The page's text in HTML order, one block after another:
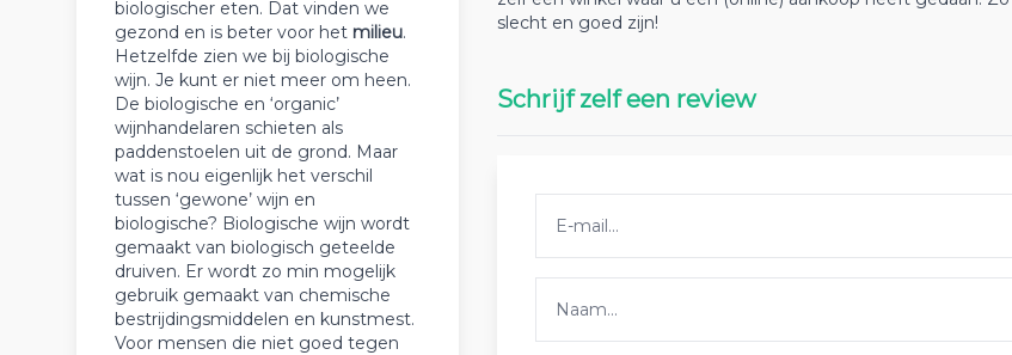
biologischer eten. Dat vinden we
gezond en is beter voor het milieu.
Hetzelfde zien we bij biologische
wijn. Je kunt er niet meer om heen.
De biologische en ‘organic’
wijnhandelaren schieten als
paddenstoelen uit de grond. Maar
wat is nou eigenlijk het verschil
tussen ‘gewone’ wijn en
biologische? Biologische wijn wordt
gemaakt van biologisch geteelde
druiven. Er wordt zo min mogelijk
gebruik gemaakt van chemische
bestrijdingsmiddelen en kunstmest.
Voor mensen die niet goed tegen
slecht en goed zijn!
Schrijf zelf een review